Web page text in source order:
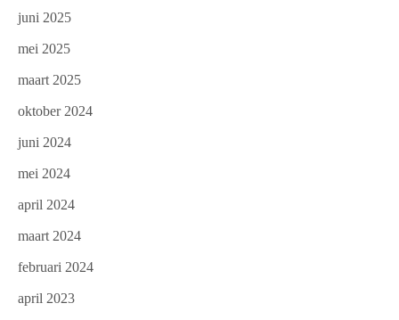
juni 2025
mei 2025
maart 2025
oktober 2024
juni 2024
mei 2024
april 2024
maart 2024
februari 2024
april 2023